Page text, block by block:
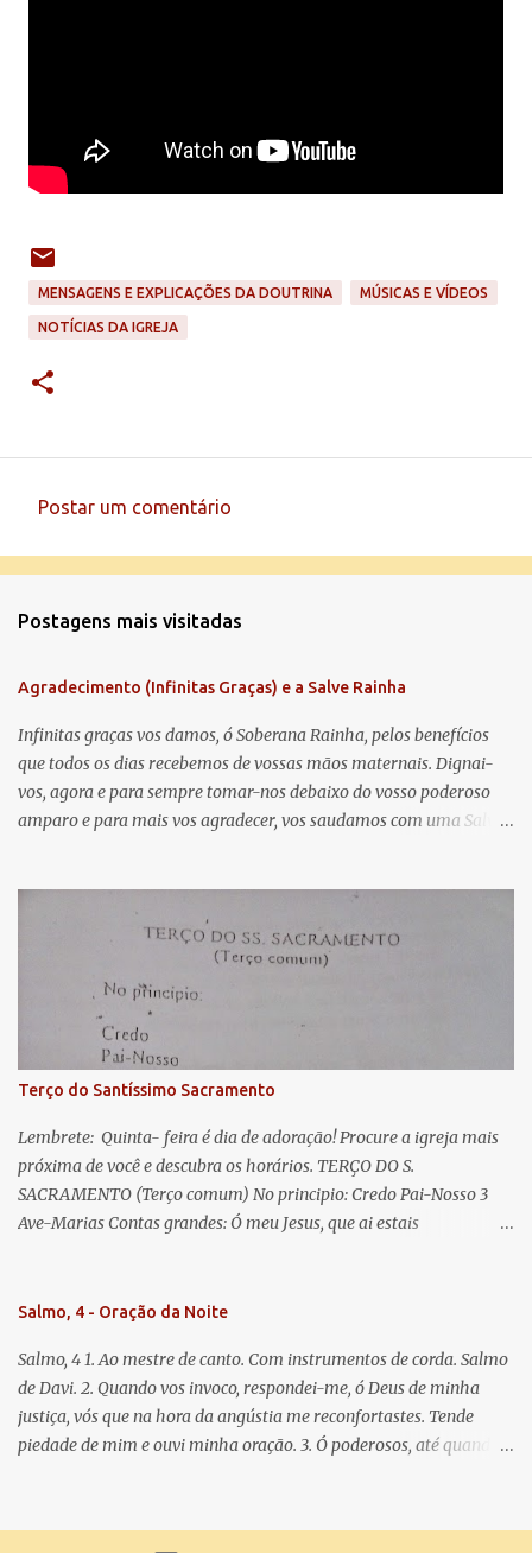
MENSAGENS E EXPLICAÇÕES DA DOUTRINA MÚSICAS E VÍDEOS
NOTÍCIAS DA IGREJA
e
t
á
r
i
o
Postar um comentário
Postagens mais visitadas
Agradecimento (Infinitas Graças) e a Salve Rainha
Infinitas graças vos damos, ó Soberana Rainha, pelos benefícios
que todos os dias recebemos de vossas mãos maternais. Dignai-
vos, agora e para sempre tomar-nos debaixo do vosso poderoso
amparo e para mais vos agradecer, vos saudamos com uma Salve
lágrimas. Eia, pois, Advogada nossa, estes vossos olhos
misericordiosos a nós volvei, e depois deste desterro, mostrai-nos
Jesus. Bendito é o fruto do vosso ventre, ó clemente, ó piedosa, ó
doce e sempre Virgem Maria. Rogai por nós Santa Mãe de Deus.
Para que sejamos dignos das promessas de Cristo. Amém.
Terço do Santíssimo Sacramento
Lembrete: Quinta- feira é dia de adoração! Procure a igreja mais
próxima de você e descubra os horários. TERÇO DO S.
SACRAMENTO (Terço comum) No principio: Credo Pai-Nosso 3
Ave-Marias Contas grandes: Ó meu Jesus, que ai estais
Vós morra eu! Nas contas pequenas: Sacramento de Amor!
que nos salva, dá-nos Vossa força, Vosso perdão e a Vossa
misericórdia. (no fim) Rezar 3 vezes: Louvores e graças se deem a
cada momento ao Santíssimo e Diviníssimo Sacramento.
Salmo, 4 - Oração da Noite
Salmo, 4 1. Ao mestre de canto. Com instrumentos de corda. Salmo
de Davi. 2. Quando vos invoco, respondei-me, ó Deus de minha
justiça, vós que na hora da angústia me reconfortastes. Tende
piedade de mim e ouvi minha oração. 3. Ó poderosos, até quando
o Senhor me ouviu quando o invoquei. 5. Tremei, mas sem pecar;